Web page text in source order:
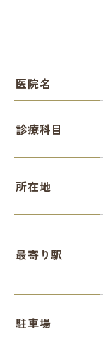
医院名
診療科目
所在地
最寄り駅
駐車場